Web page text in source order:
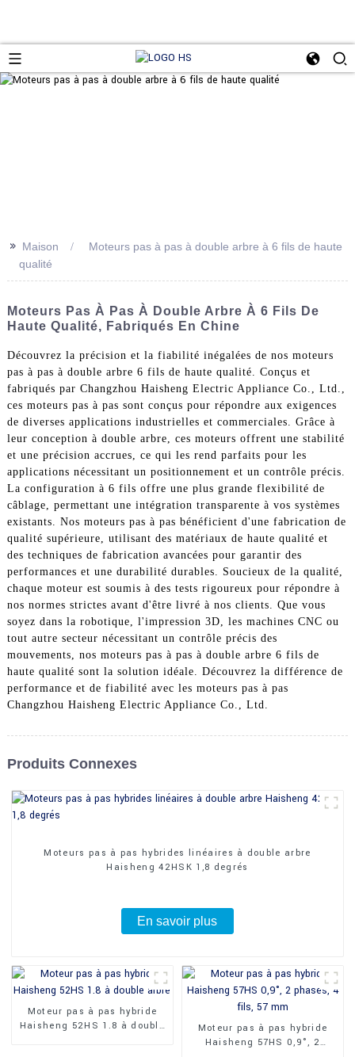
>> Maison
Moteurs pas à pas à double arbre à 6 fils de haute
qualité
Moteurs Pas À Pas À Double Arbre À 6 Fils De
Haute Qualité, Fabriqués En Chine
Découvrez la précision et la fiabilité inégalées de nos moteurs
pas à pas à double arbre 6 fils de haute qualité. Conçus et
fabriqués par Changzhou Haisheng Electric Appliance Co., Ltd.,
ces moteurs pas à pas sont conçus pour répondre aux exigences
de diverses applications industrielles et commerciales. Grâce à
leur conception à double arbre, ces moteurs offrent une stabilité
et une précision accrues, ce qui les rend parfaits pour les
applications nécessitant un positionnement et un contrôle précis.
La configuration à 6 fils offre une plus grande flexibilité de
câblage, permettant une intégration transparente à vos systèmes
existants. Nos moteurs pas à pas bénéficient d'une fabrication de
qualité supérieure, utilisant des matériaux de haute qualité et
des techniques de fabrication avancées pour garantir des
performances et une durabilité durables. Soucieux de la qualité,
chaque moteur est soumis à des tests rigoureux pour répondre à
nos normes strictes avant d'être livré à nos clients. Que vous
soyez dans la robotique, l'impression 3D, les machines CNC ou
tout autre secteur nécessitant un contrôle précis des
mouvements, nos moteurs pas à pas à double arbre 6 fils de
haute qualité sont la solution idéale. Découvrez la différence de
performance et de fiabilité avec les moteurs pas à pas
Changzhou Haisheng Electric Appliance Co., Ltd.
Produits Connexes
Moteurs pas à pas hybrides linéaires à double arbre
Haisheng 42HSK 1,8 degrés
En savoir plus
Moteur pas à pas hybride
Haisheng 52HS 1.8 à double
Moteur pas à pas hybride
Haisheng 57HS 0,9°, 2